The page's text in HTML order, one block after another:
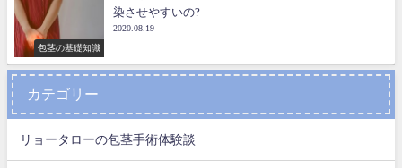
包茎の基礎知識
染させやすいの?
2020.08.19
カテゴリー
リョータローの包茎手術体験談